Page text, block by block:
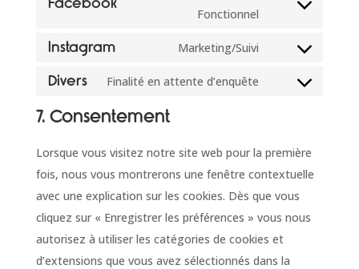
Fonctionnel
Consent
service
facebook
Instagram Marketing/Suivi
Consent
Divers Finalité en attente d’enquête
Consent
divers
7. Consentement
Lorsque vous visitez notre site web pour la première
fois, nous vous montrerons une fenêtre contextuelle
avec une explication sur les cookies. Dès que vous
cliquez sur « Enregistrer les préférences » vous nous
autorisez à utiliser les catégories de cookies et
d’extensions que vous avez sélectionnés dans la